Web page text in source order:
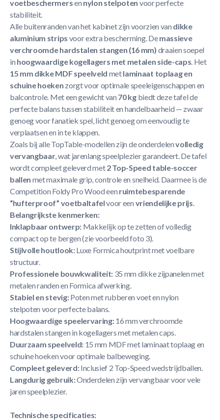
voetbeschermersen nylon stelpoten voor perfecte
stabiliteit.
Alle buitenranden van het kabinet zijn voorzien van dikke
aluminium strips voor extra bescherming. Demassieve
verchroomde hardstalen stangen (16 mm) draaien soepel
in hoogwaardige kogellagers met metalen side-caps. Het
15 mm dikke MDF speelveld metlaminaat toplaag en
schuine hoeken zorgt voor optimale speeleigenschappen en
balcontrole. Met een gewicht van 70 kgbiedt deze tafel de
perfecte balans tussen stabiliteit en handelbaarheid — zwaar
genoeg voor fanatiek spel, licht genoeg om eenvoudig te
verplaatsen en in te klappen.
Zoals bij alle TopTable-modellen zijn de onderdelenvolledig
vervangbaar, wat jarenlang speelplezier garandeert. De tafel
wordt compleet geleverd met2 Top-Speed table-soccer
ballen met maximale grip, controle en snelheid. Daarmee is de
Competition Foldy Pro Wood een ruimtebesparende
“hufterproof” voetbaltafelvoor een vriendelijke prijs.
Belangrijkste kenmerken:
Inklapbaar ontwerp:Makkelijk op te zetten of volledig
compact op te bergen (zie voorbeeld foto 3).
Stijlvolle houtlook:Luxe Formica houtprint met voelbare
structuur.
Professionele bouwkwaliteit: 35 mm dikke zijpanelen met
metalen randen en Formica afwerking.
Stabiel en stevig:Poten met rubberen voet en nylon
stelpoten voor perfecte balans.
Hoogwaardige speelervaring:16 mm verchroomde
hardstalen stangen in kogellagers met metalen caps.
Duurzaam speelveld:15 mm MDF met laminaat toplaag en
schuine hoeken voor optimale balbeweging.
Compleet geleverd:Inclusief 2 Top-Speed wedstrijdballen.
Langdurig gebruik:Onderdelen zijn vervangbaar voor vele
jaren speelplezier.
Technische specificaties: